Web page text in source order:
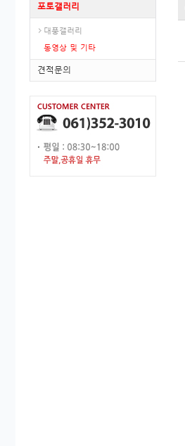
포토갤러리
대풍갤러리
동영상 및 기타
견적문의